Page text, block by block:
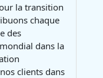
la transition
chaque
des
dans la
clients dans